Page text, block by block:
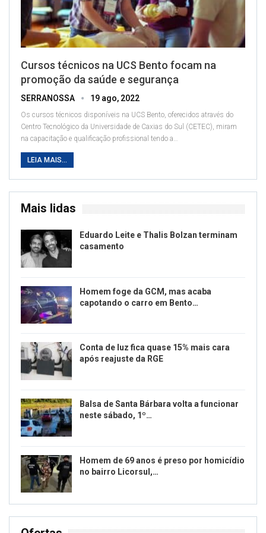
Cursos técnicos na UCS Bento focam na
promoção da saúde e segurança
SERRANOSSA 19 ago, 2022
Os cursos técnicos disponíveis na UCS Bento, oferecidos através do
Centro Tecnológico da Universidade de Caxias do Sul (CETEC), miram
na capacitação e qualificação profissional tendo a…
LEIA MAIS...
Mais lidas
Eduardo Leite e Thalis Bolzan terminam
casamento
Homem foge da GCM, mas acaba
capotando o carro em Bento…
Conta de luz fica quase 15% mais cara
após reajuste da RGE
Balsa de Santa Bárbara volta a funcionar
neste sábado, 1º…
Homem de 69 anos é preso por homicídio
no bairro Licorsul,…